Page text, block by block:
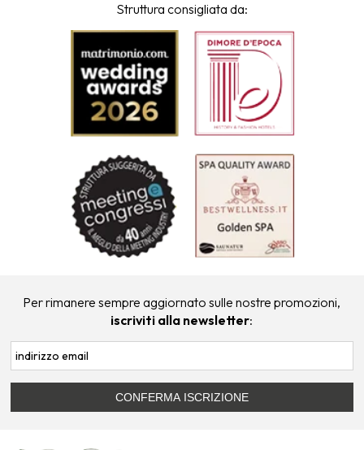
Struttura consigliata da:
Per rimanere sempre aggiornato sulle nostre promozioni,
iscriviti alla newsletter: